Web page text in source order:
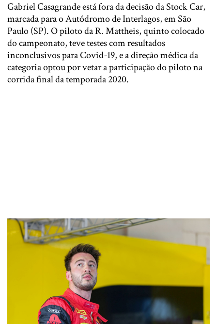
Gabriel Casagrande está fora da decisão da Stock Car,
marcada para o Autódromo de Interlagos, em São
Paulo (SP). O piloto da R. Mattheis, quinto colocado
do campeonato, teve testes com resultados
inconclusivos para Covid-19, e a direção médica da
categoria optou por vetar a participação do piloto na
corrida final da temporada 2020.